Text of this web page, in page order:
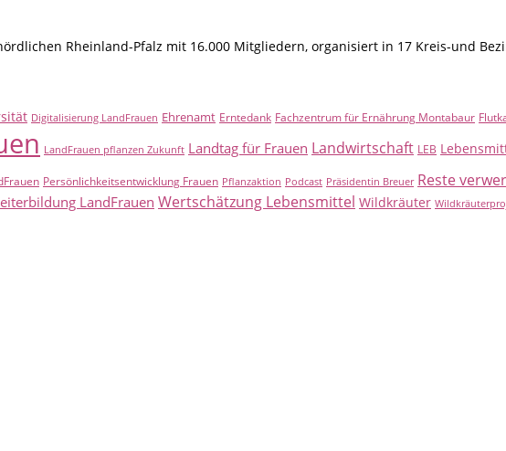
Rheinland-Pfalz mit 16.000 Mitgliedern, organisiert in 17 Kreis-und
Digitalisierung LandFrauen Ehrenamt Erntedank Fachzentrum für Ernährung Montabaur
LandFrauen pflanzen Zukunft Landtag für Frauen Landwirtschaft LEB
Persönlichkeitsentwicklung Frauen Pflanzaktion Podcast Präsidentin Breuer Reste
LandFrauen Wertschätzung Lebensmittel Wildkräuter